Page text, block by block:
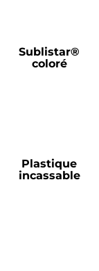
Sublistar®
coloré
Plastique
incassable